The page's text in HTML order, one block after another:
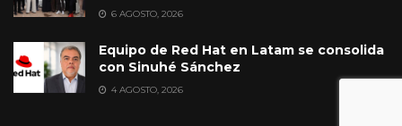
6 AGOSTO, 2026
Equipo de Red Hat en Latam se consolida
con Sinuhé Sánchez
4 AGOSTO, 2026